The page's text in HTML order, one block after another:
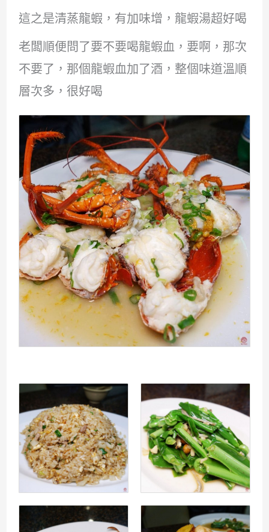
這之是清蒸龍蝦，有加味增，龍蝦湯超好喝
老闆順便問了要不要喝龍蝦血，要啊，那次
不要了，那個龍蝦血加了酒，整個味道溫順
層次多，很好喝